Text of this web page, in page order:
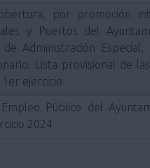
por promoción
y Puertos del
Administración Especial,
Lista provisional de
1er ejercicio
Público del
2024